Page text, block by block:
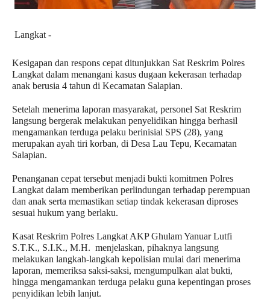
Langkat -
Kesigapan dan respons cepat ditunjukkan Sat Reskrim Polres
Langkat dalam menangani kasus dugaan kekerasan terhadap
anak berusia 4 tahun di Kecamatan Salapian.
Setelah menerima laporan masyarakat, personel Sat Reskrim
langsung bergerak melakukan penyelidikan hingga berhasil
mengamankan terduga pelaku berinisial SPS (28), yang
merupakan ayah tiri korban, di Desa Lau Tepu, Kecamatan
Salapian.
Penanganan cepat tersebut menjadi bukti komitmen Polres
Langkat dalam memberikan perlindungan terhadap perempuan
dan anak serta memastikan setiap tindak kekerasan diproses
sesuai hukum yang berlaku.
Kasat Reskrim Polres Langkat AKP Ghulam Yanuar Lutfi
S.T.K., S.I.K., M.H.  menjelaskan, pihaknya langsung
melakukan langkah-langkah kepolisian mulai dari menerima
laporan, memeriksa saksi-saksi, mengumpulkan alat bukti,
hingga mengamankan terduga pelaku guna kepentingan proses
penyidikan lebih lanjut.